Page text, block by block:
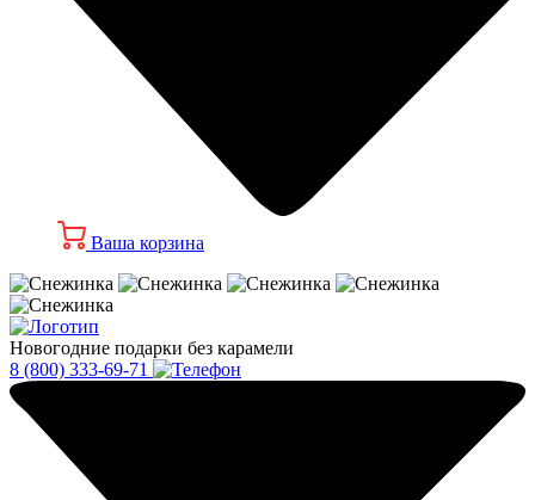
Ваша корзина
Новогодние подарки без карамели
8 (800) 333-69-71